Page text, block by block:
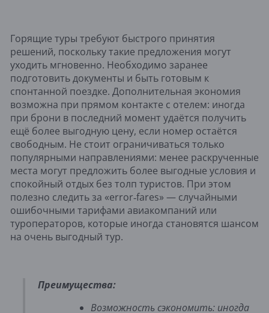
Горящие туры требуют быстрого принятия
решений, поскольку такие предложения могут
уходить мгновенно. Необходимо заранее
подготовить документы и быть готовым к
спонтанной поездке. Дополнительная экономия
возможна при прямом контакте с отелем: иногда
при брони в последний момент удаётся получить
ещё более выгодную цену, если номер остаётся
свободным. Не стоит ограничиваться только
популярными направлениями: менее раскрученные
места могут предложить более выгодные условия и
спокойный отдых без толп туристов. При этом
полезно следить за «error‑fares» — случайными
ошибочными тарифами авиакомпаний или
туроператоров, которые иногда становятся шансом
на очень выгодный тур.
Преимущества:
Возможность сэкономить: иногда